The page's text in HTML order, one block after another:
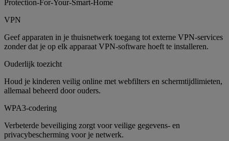
VPN
Geef apparaten in je thuisnetwerk toegang tot externe VPN-services
zonder dat je op elk apparaat VPN-software hoeft te installeren.
Ouderlijk toezicht
Houd je kinderen veilig online met webfilters en schermtijdlimieten,
allemaal beheerd door ouders.
WPA3-codering
Verbeterde beveiliging zorgt voor veilige gegevens- en
privacybescherming voor je netwerk.